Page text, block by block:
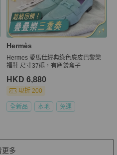
Hermès
Hermes 愛馬仕經典綠色麂皮巴黎樂
福鞋 尺寸37碼，有塵袋盒子
HKD 6,880
現折 200
全新品 本地 免運
更多